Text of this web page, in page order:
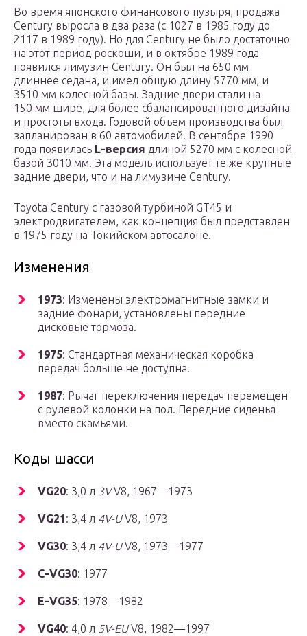
Во время японского финансового пузыря, продажа
Century выросла в два раза (с 1027 в 1985 году до
2117 в 1989 году). Но для Century не было достаточно
на этот период роскоши, и в октябре 1989 года
появился лимузин Century. Он был на 650 мм
длиннее седана, и имел общую длину 5770 мм, и
3510 мм колесной базы. Задние двери стали на
150 мм шире, для более сбалансированного дизайна
и простоты входа. Годовой объем производства был
запланирован в 60 автомобилей. В сентябре 1990
года появилась L-версия длиной 5270 мм с колесной
базой 3010 мм. Эта модель использует те же крупные
задние двери, что и на лимузине Century.
Toyota Century с газовой турбиной GT45 и
электродвигателем, как концепция был представлен
в 1975 году на Токийском автосалоне.
Изменения
1973: Изменены электромагнитные замки и
задние фонари, установлены передние
дисковые тормоза.
1975: Стандартная механическая коробка
передач больше не доступна.
1987: Рычаг переключения передач перемещен
с рулевой колонки на пол. Передние сиденья
вместо скамьями.
Коды шасси
VG20: 3,0 л 3VV8, 1967—1973
VG21: 3,4 л 4V-UV8, 1973
VG30: 3,4 л 4V-UV8, 1973—1977
C-VG30: 1977
E-VG35: 1978—1982
VG40: 4,0 л 5V-EUV8, 1982—1997